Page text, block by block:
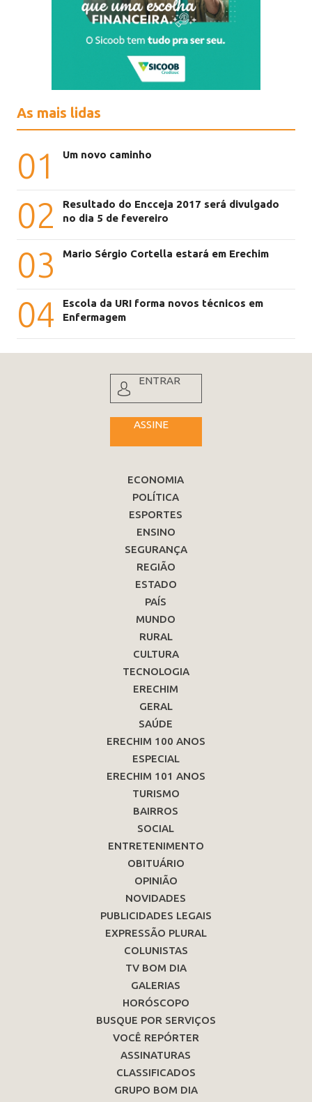
As mais lidas
01 Um novo caminho
02
Resultado do Encceja 2017 será divulgado
no dia 5 de fevereiro
03 Mario Sérgio Cortella estará em Erechim
04
Escola da URI forma novos técnicos em
Enfermagem
ENTRAR
ASSINE
ECONOMIA
POLÍTICA
ESPORTES
ENSINO
SEGURANÇA
REGIÃO
ESTADO
PAÍS
MUNDO
RURAL
CULTURA
TECNOLOGIA
ERECHIM
GERAL
SAÚDE
ERECHIM 100 ANOS
ESPECIAL
ERECHIM 101 ANOS
TURISMO
BAIRROS
SOCIAL
ENTRETENIMENTO
OBITUÁRIO
OPINIÃO
NOVIDADES
PUBLICIDADES LEGAIS
EXPRESSÃO PLURAL
COLUNISTAS
TV BOM DIA
GALERIAS
HORÓSCOPO
BUSQUE POR SERVIÇOS
VOCÊ REPÓRTER
ASSINATURAS
CLASSIFICADOS
GRUPO BOM DIA